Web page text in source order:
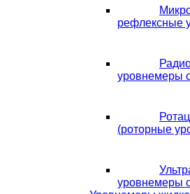
рефлексные
уровнемеры
(роторные
уровнемеры